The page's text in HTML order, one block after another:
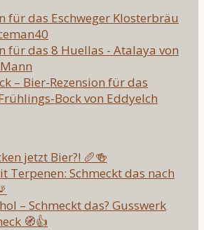
für das Eschweger Klosterbräu
für das 8 Huellas - Atalaya von
– Bier-Rezension für das
Bock von Eddyelch
jetzt Bier?! 🥖🍻
Terpenen: Schmeckt das nach
– Schmeckt das? Gusswerk
🧭👍